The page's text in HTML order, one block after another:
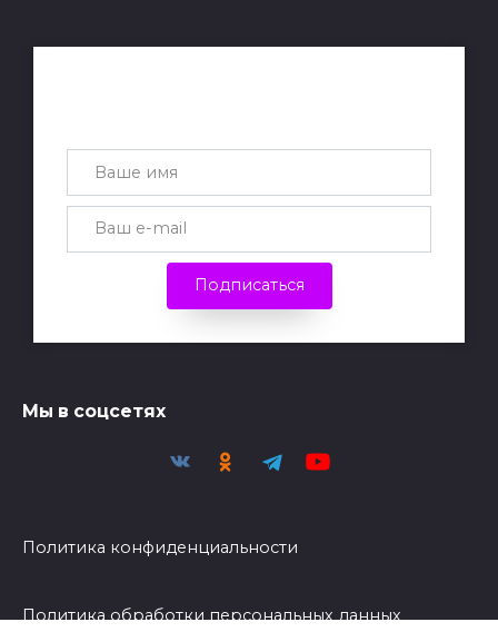
Подписаться
Мы в соцсетях
Политика конфиденциальности
Политика обработки персональных данных